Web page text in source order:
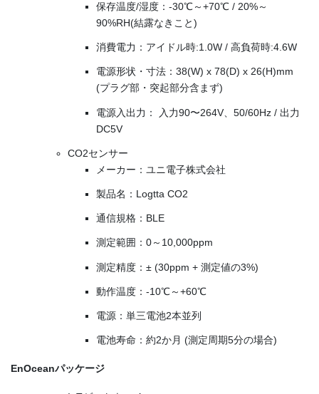
保存温度/湿度：-30℃～+70℃ / 20%～
90%RH(結露なきこと)
消費電力：アイドル時:1.0W / 高負荷時:4.6W
電源形状・寸法：38(W) x 78(D) x 26(H)mm
(プラグ部・突起部分含まず)
電源入出力： 入力90〜264V、50/60Hz / 出力
DC5V
CO2センサー
メーカー：ユニ電子株式会社
製品名：Logtta CO2
通信規格：BLE
測定範囲：0～10,000ppm
測定精度：± (30ppm + 測定値の3%)
動作温度：-10℃～+60℃
電源：単三電池2本並列
電池寿命：約2か月 (測定周期5分の場合)
EnOceanパッケージ